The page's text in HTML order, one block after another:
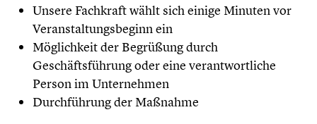
Unsere Fachkraft wählt sich einige Minuten vor
Veranstaltungsbeginn ein
Möglichkeit der Begrüßung durch
Geschäftsführung oder eine verantwortliche
Person im Unternehmen
Durchführung der Maßnahme